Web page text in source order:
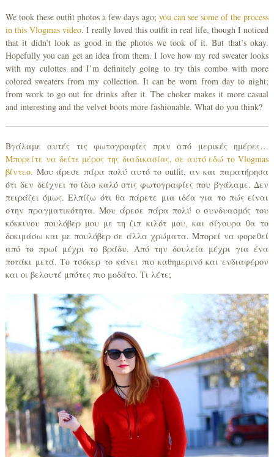
We took these outfit photos a few days ago; you can see some of the process
in this Vlogmas video. I really loved this outfit in real life, though I noticed
that it didn’t look as good in the photos we took of it. But that’s okay.
Hopefully you can get an idea from them. I love how my red sweater looks
with my culottes and I’m definitely going to try this combo with more
colored sweaters from my collection. It can be worn from day to night;
from work to go out for drinks after it. The choker makes it more casual
and interesting and the velvet boots more fashionable. What do you think?
Βγάλαμε αυτές τις φωτογραφίες πριν από μερικές ημέρες…
Μπορείτε να δείτε μέρος της διαδικασίας, σε αυτό εδώ το Vlogmas
βίντεο. Μου άρεσε πάρα πολύ αυτό το outfit, αν και παρατήρησα
ότι δεν δείχνει το ίδιο καλό στις φωτογραφίες που βγάλαμε. Δεν
πειράζει όμως. Ελπίζω ότι θα πάρετε μια ιδέα για το πώς είναι
στην πραγματικότητα. Μου άρεσε πάρα πολύ ο συνδυασμός του
κόκκινου πουλόβερ μου με τη ζιπ κιλότ μου, και σίγουρα θα το
δοκιμάσω και με πουλόβερ σε άλλα χρώματα. Μπορεί να φορεθεί
από το πρωί μέχρι το βράδυ. Από την δουλεία μέχρι για ένα
ποτάκι μετά. Το τσόκερ το κάνει πιο καθημερινό και ενδιαφέρον
και οι βελουτέ μπότες πιο μοδάτο. Τι λέτε;